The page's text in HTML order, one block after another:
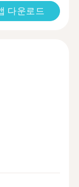
다운로드